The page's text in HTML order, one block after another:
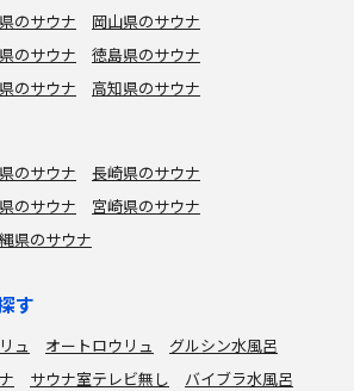
のサウナ
岡山県のサウナ
のサウナ
徳島県のサウナ
のサウナ 高知県のサウナ
のサウナ
長崎県のサウナ
のサウナ
宮崎県のサウナ
県のサウナ
す
ュ オートロウリュ
グルシン水風呂
サウナ室テレビ無し
バイブラ水風呂